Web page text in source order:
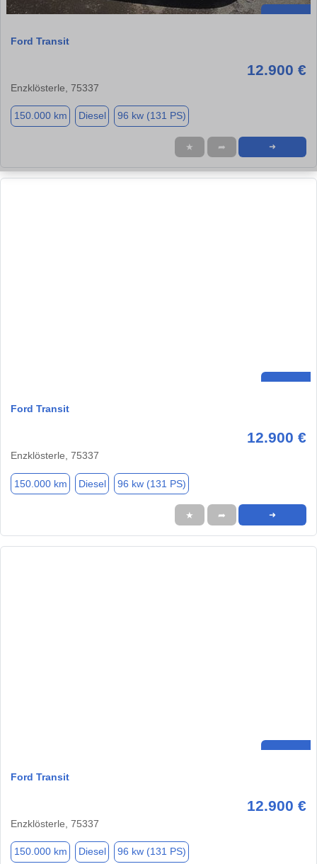
Ford Transit
12.900 €
Enzklösterle, 75337
150.000 km Diesel 96 kw (131 PS)
★ ➦ ➜
Ford Transit
12.900 €
Enzklösterle, 75337
150.000 km Diesel 96 kw (131 PS)
★ ➦ ➜
Ford Transit
12.900 €
Enzklösterle, 75337
150.000 km Diesel 96 kw (131 PS)